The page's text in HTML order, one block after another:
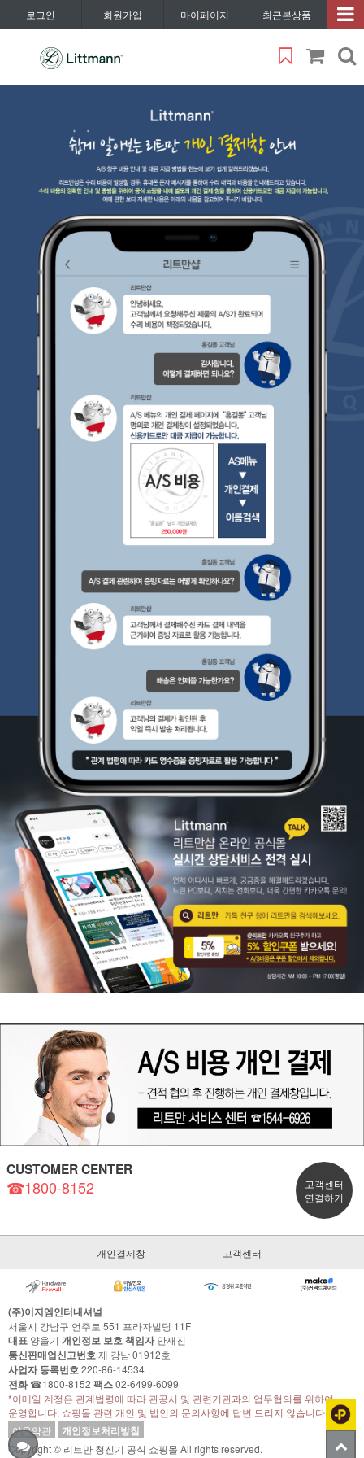
로그인 회원가입 마이페이지 최근본상품
CUSTOMER CENTER
☎1800-8152
고객센터
연결하기
개인결제창 고객센터
(주)이지엠인터내셔널
서울시 강남구 언주로 551 프라자빌딩 11F
대표 양을기 개인정보 보호 책임자안재진
통신판매업신고번호제 강남 01912호
사업자 등록번호220-86-14534
전화☎1800-8152 팩스02-6499-6099
*이메일 계정은 관계법령에 따라 관공서 및 관련기관과의 업무협의를 위하여
운영합니다. 쇼핑몰 관련 개인 및 법인의 문의사항에 답변 드리지 않습니다.
이용약관
개인정보처리방침
Copyright © 리트만 청진기 공식 쇼핑몰 All rights reserved.